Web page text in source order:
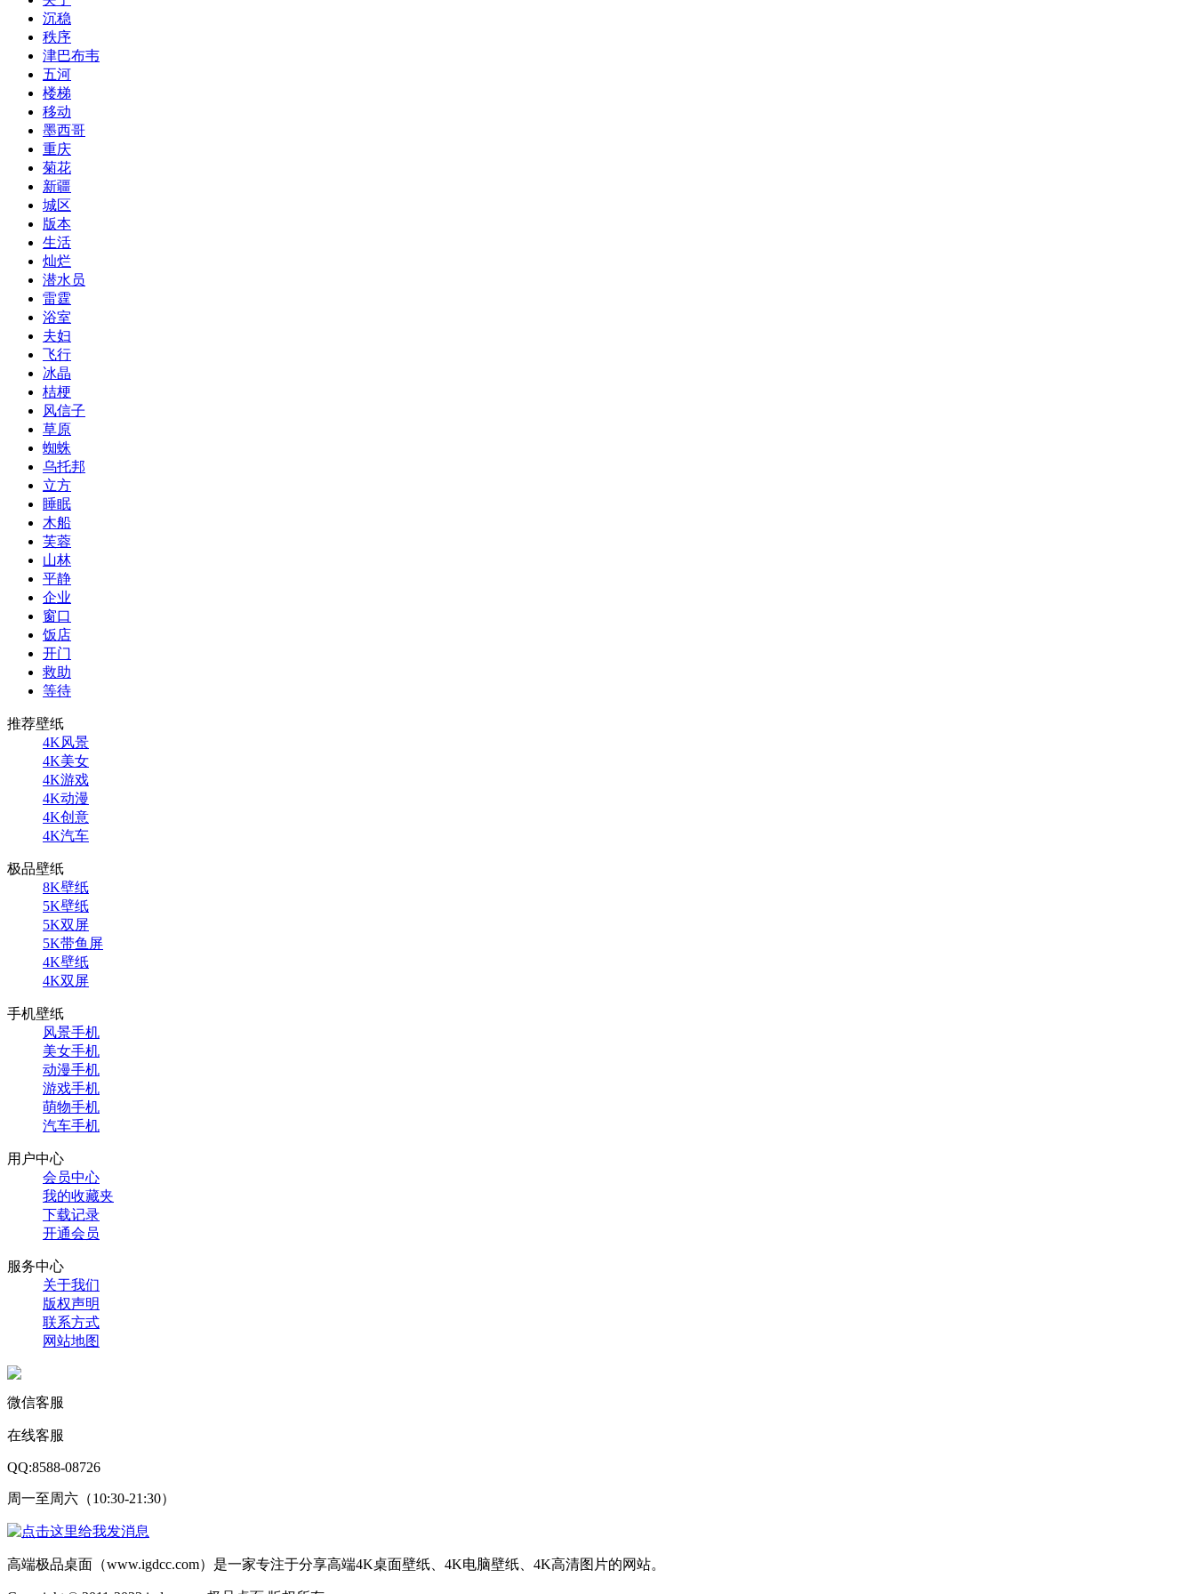
沉稳
秩序
津巴布韦
五河
楼梯
移动
墨西哥
重庆
菊花
新疆
城区
版本
生活
灿烂
潜水员
雷霆
浴室
夫妇
飞行
冰晶
桔梗
风信子
草原
蜘蛛
乌托邦
立方
睡眠
木船
芙蓉
山林
平静
企业
窗口
饭店
开门
救助
等待
推荐壁纸
4K风景
4K美女
4K游戏
4K动漫
4K创意
4K汽车
极品壁纸
8K壁纸
5K壁纸
5K双屏
5K带鱼屏
4K壁纸
4K双屏
手机壁纸
风景手机
美女手机
动漫手机
游戏手机
萌物手机
汽车手机
用户中心
会员中心
我的收藏夹
下载记录
开通会员
服务中心
关于我们
版权声明
联系方式
网站地图
微信客服
在线客服
QQ:8588-08726
周一至周六（10:30-21:30）
高端极品桌面（www.igdcc.com）是一家专注于分享高端4K桌面壁纸、4K电脑壁纸、4K高清图片的网站。